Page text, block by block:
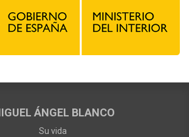
ÁNGEL BLANCO
Su vida